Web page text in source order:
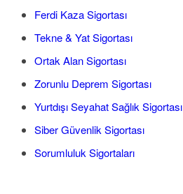
Ferdi Kaza Sigortası
Tekne & Yat Sigortası
Ortak Alan Sigortası
Zorunlu Deprem Sigortası
Yurtdışı Seyahat Sağlık Sigortası
Siber Güvenlik Sigortası
Sorumluluk Sigortaları